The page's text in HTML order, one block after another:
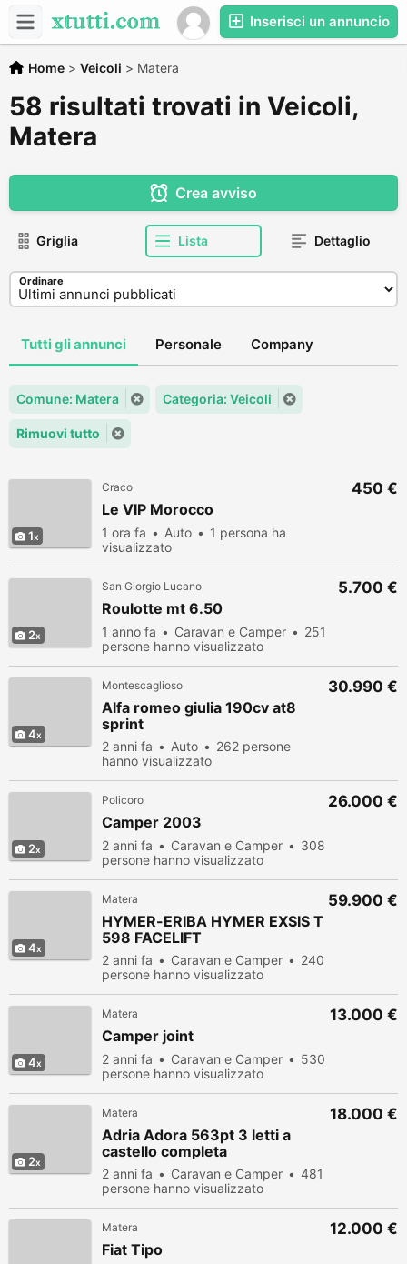
Inserisci un annuncio
Home > Veicoli > Matera
58 risultati trovati in Veicoli,
Matera
Crea avviso
Griglia Lista Dettaglio
Ordinare
Tutti gli annunci Personale Company
Comune: Matera Categoria: Veicoli
Rimuovi tutto
1
Craco
Le VIP Morocco
1 ora fa Auto
1 persona ha
visualizzato
450 €
2
San Giorgio Lucano
Roulotte mt 6.50
1 anno fa Caravan e Camper
251
persone hanno visualizzato
5.700 €
4
Montescaglioso
Alfa romeo giulia 190cv at8
sprint
2 anni fa Auto
262 persone
hanno visualizzato
30.990 €
2
Policoro
Camper 2003
2 anni fa Caravan e Camper
308
persone hanno visualizzato
26.000 €
4
Matera
HYMER-ERIBA HYMER EXSIS T
598 FACELIFT
2 anni fa Caravan e Camper
240
persone hanno visualizzato
59.900 €
4
Matera
Camper joint
2 anni fa Caravan e Camper
530
persone hanno visualizzato
13.000 €
2
Matera
Adria Adora 563pt 3 letti a
castello completa
2 anni fa Caravan e Camper
481
persone hanno visualizzato
18.000 €
Matera
Fiat Tipo
12.000 €